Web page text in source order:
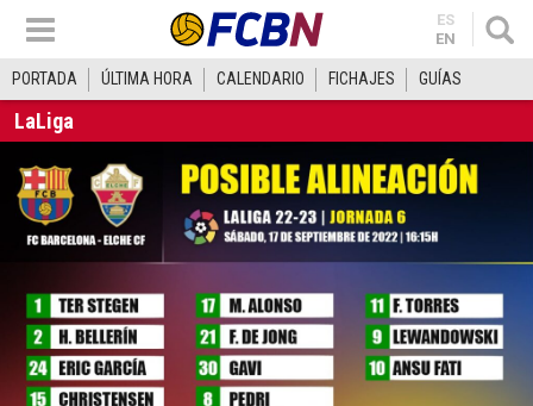
ES
EN
PORTADA ÚLTIMA HORA CALENDARIO FICHAJES GUÍAS
LaLiga